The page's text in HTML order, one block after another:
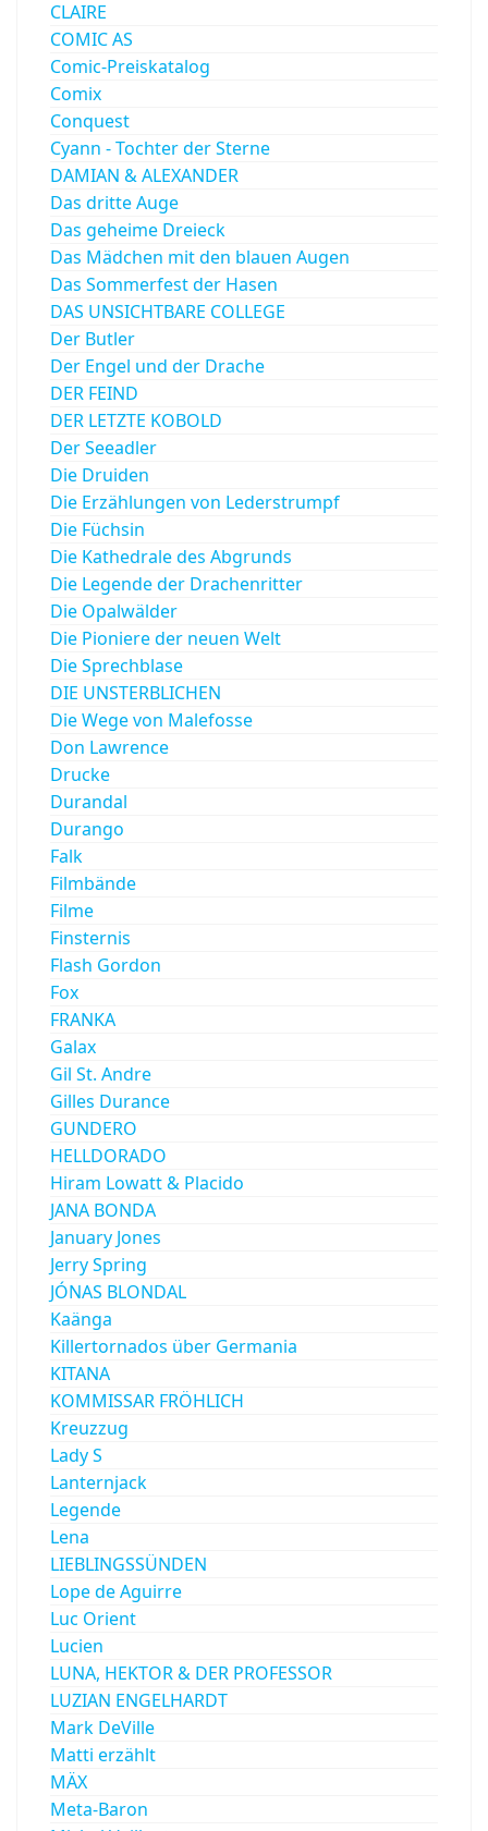
CLAIRE
COMIC AS
Comic-Preiskatalog
Comix
Conquest
Cyann - Tochter der Sterne
DAMIAN & ALEXANDER
Das dritte Auge
Das geheime Dreieck
Das Mädchen mit den blauen Augen
Das Sommerfest der Hasen
DAS UNSICHTBARE COLLEGE
Der Butler
Der Engel und der Drache
DER FEIND
DER LETZTE KOBOLD
Der Seeadler
Die Druiden
Die Erzählungen von Lederstrumpf
Die Füchsin
Die Kathedrale des Abgrunds
Die Legende der Drachenritter
Die Opalwälder
Die Pioniere der neuen Welt
Die Sprechblase
DIE UNSTERBLICHEN
Die Wege von Malefosse
Don Lawrence
Drucke
Durandal
Durango
Falk
Filmbände
Filme
Finsternis
Flash Gordon
Fox
FRANKA
Galax
Gil St. Andre
Gilles Durance
GUNDERO
HELLDORADO
Hiram Lowatt & Placido
JANA BONDA
January Jones
Jerry Spring
JÓNAS BLONDAL
Kaänga
Killertornados über Germania
KITANA
KOMMISSAR FRÖHLICH
Kreuzzug
Lady S
Lanternjack
Legende
Lena
LIEBLINGSSÜNDEN
Lope de Aguirre
Luc Orient
Lucien
LUNA, HEKTOR & DER PROFESSOR
LUZIAN ENGELHARDT
Mark DeVille
Matti erzählt
MÄX
Meta-Baron